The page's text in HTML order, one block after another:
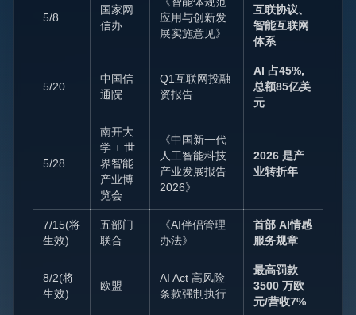
5/8
国家网
信办
应用与创新发
展实施意见》
互联协议、
智能互联网
体系
5/20
中国信
通院
Q1互联网投融
资报告
AI 占45%,
总额85亿美
元
5/28
南开大
学 + 世
界智能
产业博
览会
《中国新一代
人工智能科技
产业发展报告
2026》
2026 是产
业转折年
7/15(将
生效)
五部门
联合
《AI伴侣管理
办法》
首部 AI情感
服务规章
8/2(将
生效)
欧盟
AI Act 高风险
条款强制执行
最高罚款
3500 万欧
元/营收7%